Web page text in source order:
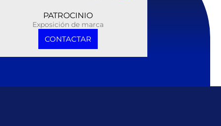
PATROCINIO
Exposición de marca
CONTACTAR